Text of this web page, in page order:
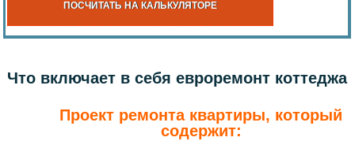
ПОСЧИТАТЬ НА КАЛЬКУЛЯТОРЕ
Что включает в себя евроремонт коттеджа
Проект ремонта квартиры, который
содержит: